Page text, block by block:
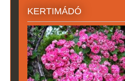
KERTIMÁDÓ